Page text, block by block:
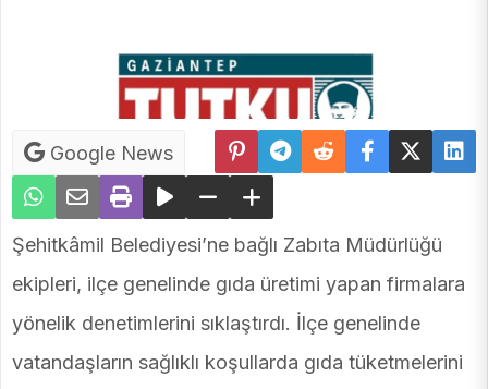
Google News
Şehitkâmil Belediyesi’ne bağlı Zabıta Müdürlüğü
ekipleri, ilçe genelinde gıda üretimi yapan firmalara
yönelik denetimlerini sıklaştırdı. İlçe genelinde
vatandaşların sağlıklı koşullarda gıda tüketmelerini